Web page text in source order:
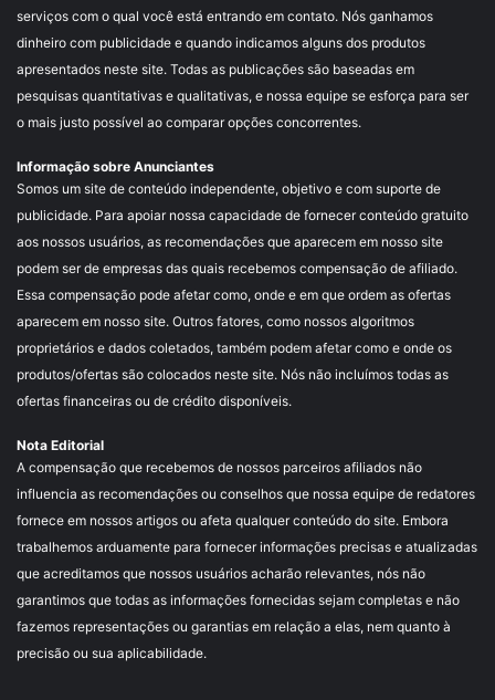
serviços com o qual você está entrando em contato. Nós ganhamos
dinheiro com publicidade e quando indicamos alguns dos produtos
apresentados neste site. Todas as publicações são baseadas em
pesquisas quantitativas e qualitativas, e nossa equipe se esforça para ser
o mais justo possível ao comparar opções concorrentes.
Informação sobre Anunciantes
Somos um site de conteúdo independente, objetivo e com suporte de
publicidade. Para apoiar nossa capacidade de fornecer conteúdo gratuito
aos nossos usuários, as recomendações que aparecem em nosso site
podem ser de empresas das quais recebemos compensação de afiliado.
Essa compensação pode afetar como, onde e em que ordem as ofertas
aparecem em nosso site. Outros fatores, como nossos algoritmos
proprietários e dados coletados, também podem afetar como e onde os
produtos/ofertas são colocados neste site. Nós não incluímos todas as
ofertas financeiras ou de crédito disponíveis.
Nota Editorial
A compensação que recebemos de nossos parceiros afiliados não
influencia as recomendações ou conselhos que nossa equipe de redatores
fornece em nossos artigos ou afeta qualquer conteúdo do site. Embora
trabalhemos arduamente para fornecer informações precisas e atualizadas
que acreditamos que nossos usuários acharão relevantes, nós não
garantimos que todas as informações fornecidas sejam completas e não
fazemos representações ou garantias em relação a elas, nem quanto à
precisão ou sua aplicabilidade.